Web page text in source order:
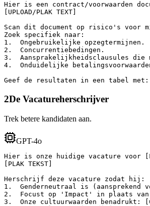
Hier is een contract/voorwaarden
[UPLOAD/PLAK TEXT]
Scan dit document op risico's voor mij
Zoek specifiek naar:
1.  Ongebruikelijke opzegtermijnen.
2.  Concurrentiebedingen.
3.  Aansprakelijkheidsclausules die
4.  Onduidelijke
Geef de resultaten in een tabel
2De Vacatureherschrijver
Trek betere kandidaten aan.
GPT-4o
Hier is onze huidige vacature voor
[PLAK TEKST]
Herschrijf deze vacature zodat hij:
1.  Genderneutraal is (aansprekend
2.  Focust op 'Impact' in plaats
3.  Onze cultuurwaarden benadrukt: